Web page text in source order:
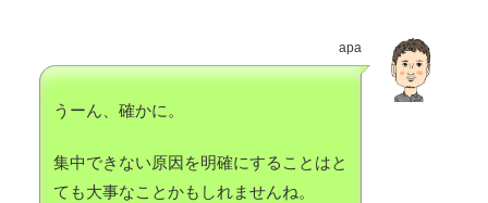
apa
うーん、確かに。
集中できない原因を明確にすることはと
ても大事なことかもしれませんね。